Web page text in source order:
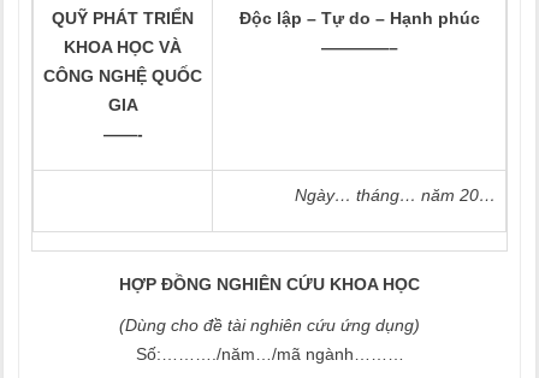
QUỸ PHÁT TRIỂN
KHOA HỌC VÀ
CÔNG NGHỆ QUỐC
GIA
——-
Độc lập – Tự do – Hạnh phúc
————–
Ngày… tháng… năm 20…
HỢP ĐỒNG NGHIÊN CỨU KHOA HỌC
(Dùng cho đề tài nghiên cứu ứng dụng)
Số:………./năm…/mã ngành………